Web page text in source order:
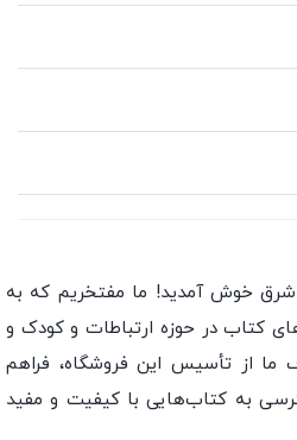
شرق خوش آمدید! ما مفتخریم که به
کتاب در حوزه ارتباطات و کودک و
ما از تأسیس این فروشگاه، فراهم
به کتاب‌هایی با کیفیت و مفید